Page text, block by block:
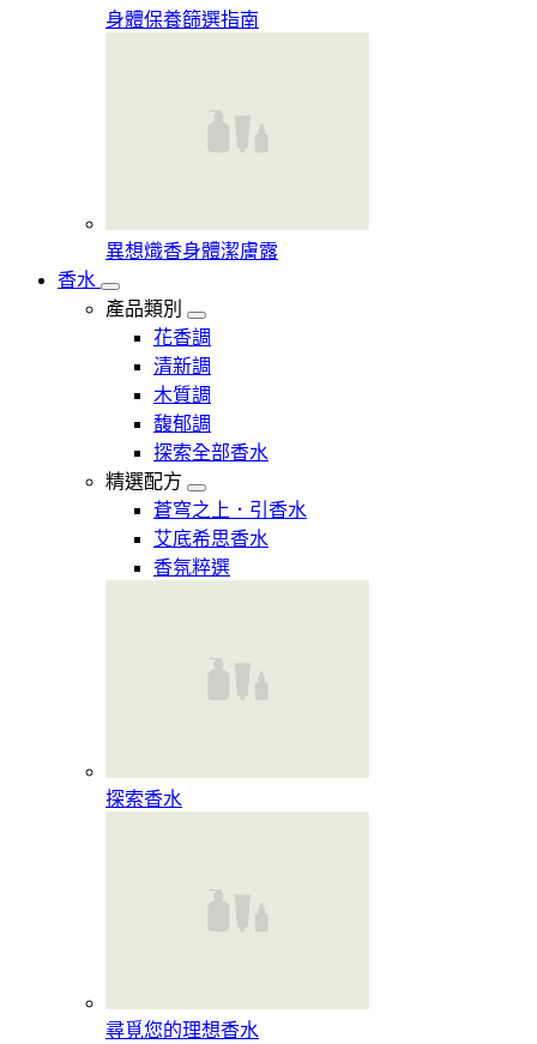
身體保養篩選指南
異想熾香身體潔膚露
香水
產品類別
花香調
清新調
木質調
馥郁調
探索全部香水
精選配方
蒼穹之上．引香水
艾底希思香水
香氛粹選
探索香水​
尋覓您的理想香水​